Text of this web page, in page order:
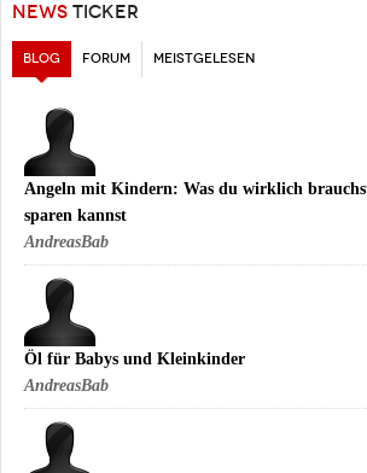
NEWS TICKER
BLOG (AKTIVER REITER)
FORUM MEISTGELESEN
Angeln mit Kindern: Was du wirklich
sparen kannst
AndreasBab
Öl für Babys und Kleinkinder
AndreasBab